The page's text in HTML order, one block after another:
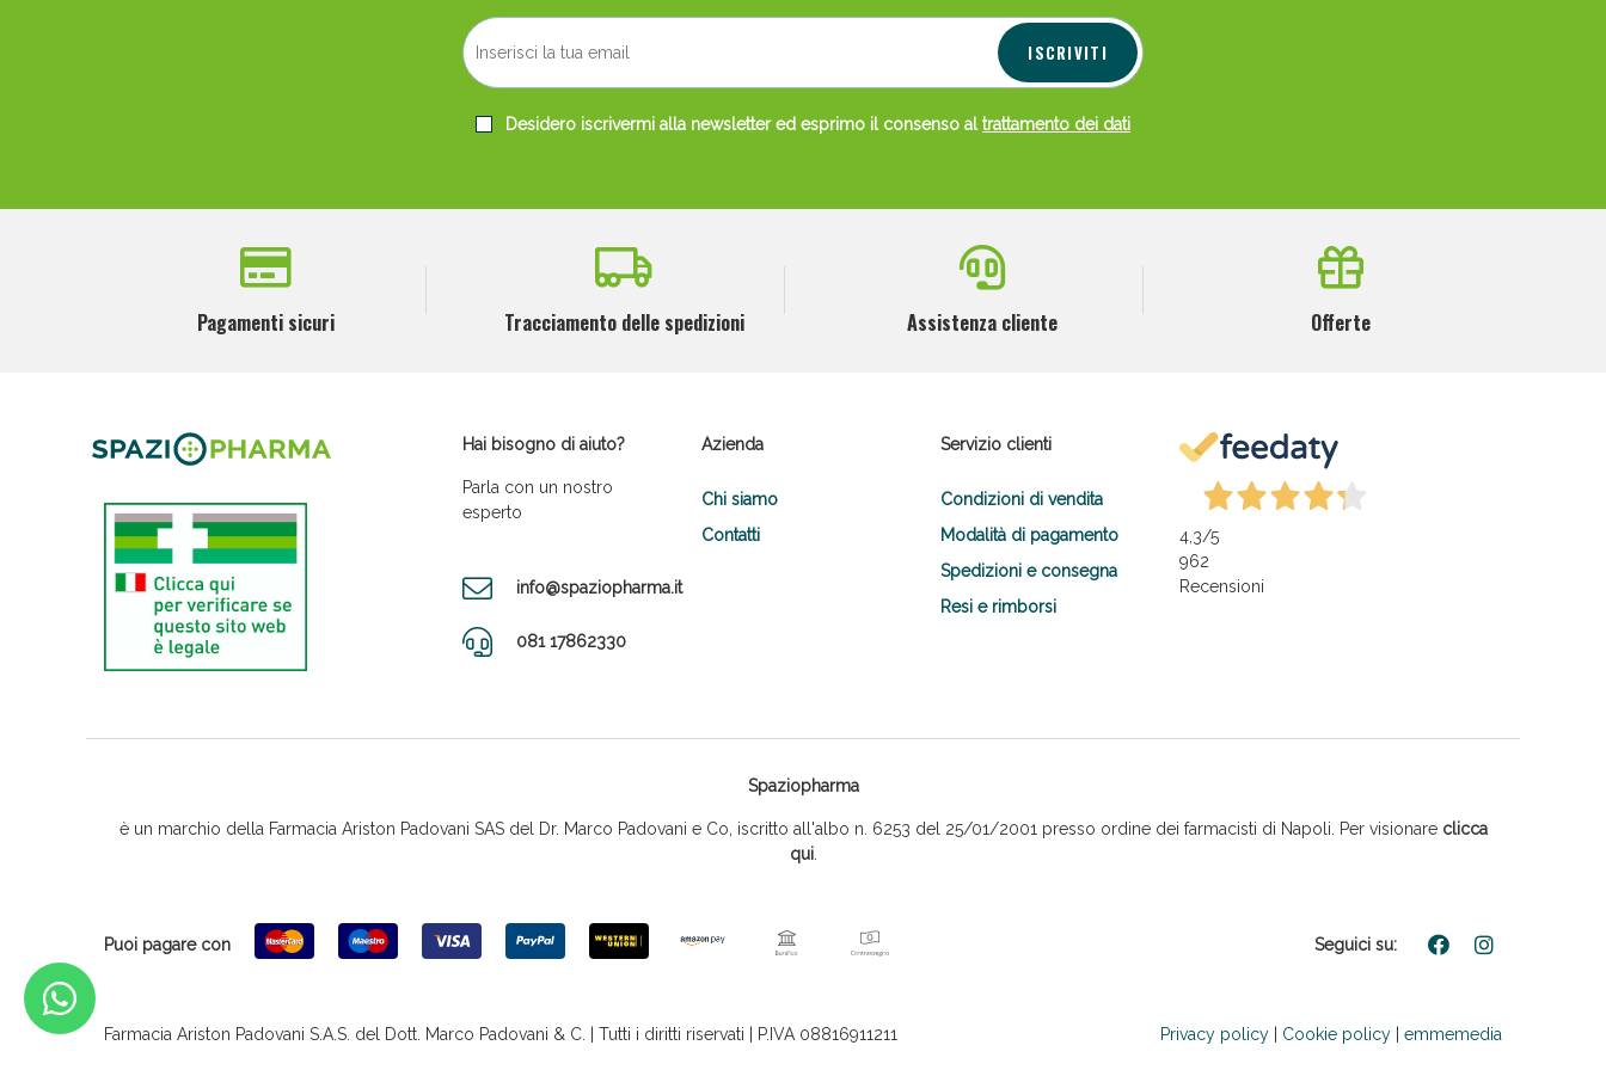
ISCRIVITI
Desidero iscrivermi alla newsletter ed esprimo il consenso al trattamento dei dati
Pagamenti sicuri Tracciamento delle spedizioni Assistenza cliente Offerte
Hai bisogno di aiuto?
Parla con un nostro
esperto
info@spaziopharma.it
081 17862330
Azienda
Chi siamo
Contatti
Servizio clienti
Condizioni di vendita
Modalità di pagamento
Spedizioni e consegna
Resi e rimborsi
4,3/5
962
Recensioni
Spaziopharma
è un marchio della Farmacia Ariston Padovani SAS del Dr. Marco Padovani e Co, iscritto all'albo n. 6253 del 25/01/2001 presso ordine dei farmacisti di Napoli. Per visionare clicca
qui.
Puoi pagare con Seguici su:
Farmacia Ariston Padovani S.A.S. del Dott. Marco Padovani & C. | Tutti i diritti riservati | P.IVA 08816911211 Privacy policy Cookie policy emmemedia